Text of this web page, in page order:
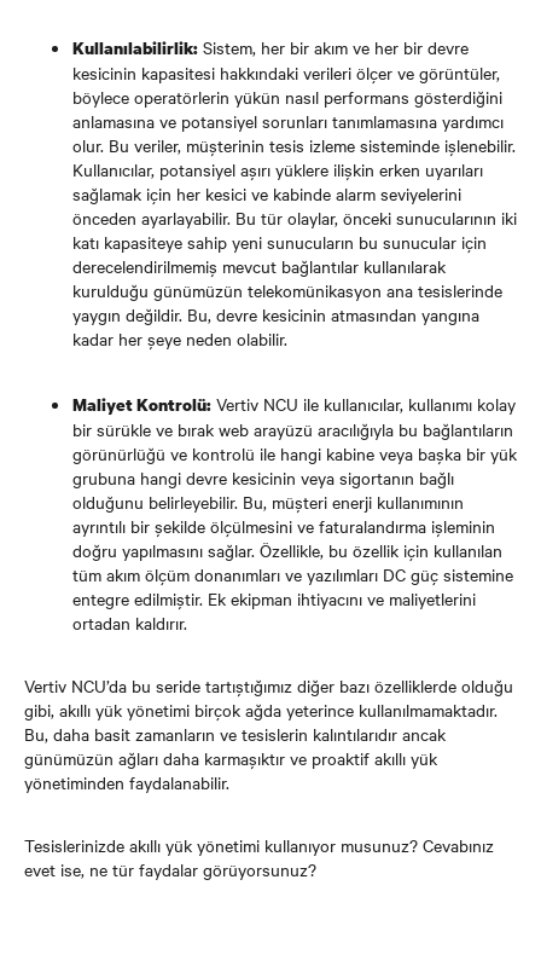
Kullanılabilirlik: Sistem, her bir akım ve her bir devre
kesicinin kapasitesi hakkındaki verileri ölçer ve görüntüler,
böylece operatörlerin yükün nasıl performans gösterdiğini
anlamasına ve potansiyel sorunları tanımlamasına yardımcı
olur. Bu veriler, müşterinin tesis izleme sisteminde işlenebilir.
Kullanıcılar, potansiyel aşırı yüklere ilişkin erken uyarıları
sağlamak için her kesici ve kabinde alarm seviyelerini
önceden ayarlayabilir. Bu tür olaylar, önceki sunucularının iki
katı kapasiteye sahip yeni sunucuların bu sunucular için
derecelendirilmemiş mevcut bağlantılar kullanılarak
kurulduğu günümüzün telekomünikasyon ana tesislerinde
yaygın değildir. Bu, devre kesicinin atmasından yangına
kadar her şeye neden olabilir.
Maliyet Kontrolü: Vertiv NCU ile kullanıcılar, kullanımı kolay
bir sürükle ve bırak web arayüzü aracılığıyla bu bağlantıların
görünürlüğü ve kontrolü ile hangi kabine veya başka bir yük
grubuna hangi devre kesicinin veya sigortanın bağlı
olduğunu belirleyebilir. Bu, müşteri enerji kullanımının
ayrıntılı bir şekilde ölçülmesini ve faturalandırma işleminin
doğru yapılmasını sağlar. Özellikle, bu özellik için kullanılan
tüm akım ölçüm donanımları ve yazılımları DC güç sistemine
entegre edilmiştir. Ek ekipman ihtiyacını ve maliyetlerini
ortadan kaldırır.
Vertiv NCU’da bu seride tartıştığımız diğer bazı özelliklerde olduğu
gibi, akıllı yük yönetimi birçok ağda yeterince kullanılmamaktadır.
Bu, daha basit zamanların ve tesislerin kalıntılarıdır ancak
günümüzün ağları daha karmaşıktır ve proaktif akıllı yük
yönetiminden faydalanabilir.
Tesislerinizde akıllı yük yönetimi kullanıyor musunuz? Cevabınız
evet ise, ne tür faydalar görüyorsunuz?